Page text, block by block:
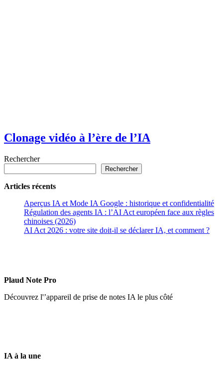
Clonage vidéo à l’ère de l’IA
Rechercher
Rechercher
Articles récents
Aperçus IA et Mode IA Google : historique et confidentialité
Régulation des agents IA : l’AI Act européen face aux règles
chinoises (2026)
AI Act 2026 : votre site doit-il se déclarer IA, et comment ?
Plaud Note Pro
Découvrez l'’appareil de prise de notes IA le plus côté
IA à la une